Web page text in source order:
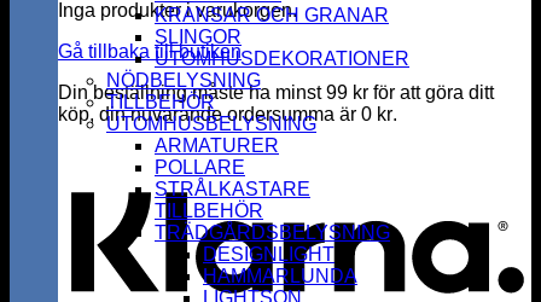
Inga produkter i varukorgen.
Gå tillbaka till butiken
Din beställning måste ha minst99 kr för att göra ditt
köp, din nuvarande ordersumma är 0 kr.
KRANSAR OCH GRANAR
SLINGOR
UTOMHUSDEKORATIONER
NÖDBELYSNING
TILLBEHÖR
UTOMHUSBELYSNING
ARMATURER
POLLARE
STRÅLKASTARE
TILLBEHÖR
TRÄDGÅRDSBELYSNING
DESIGNLIGHT
HAMMARLUNDA
LIGHTSON